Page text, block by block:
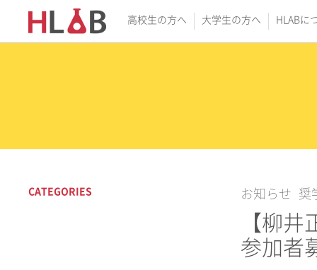
高校生の方へ 大学生の方へ HLABに
お知らせ 奨
【柳
参加者
CATEGORIES